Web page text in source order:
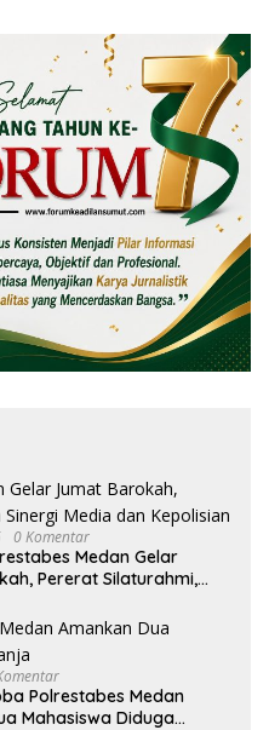
0 Komentar
Medan Gelar
Pererat Silaturahmi,
Polrestabes Medan
Mahasiswa Diduga